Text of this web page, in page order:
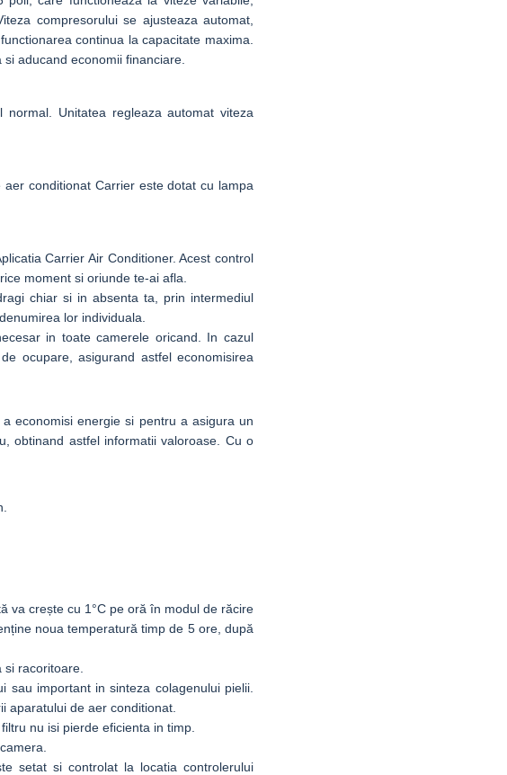
compresorului se ajusteaza automat,
continua la capacitate maxima.
aducand economii financiare.
Unitatea regleaza automat viteza
conditionat Carrier este dotat cu lampa
Carrier Air Conditioner. Acest control
moment si oriunde te-ai afla.
chiar si in absenta ta, prin intermediul
lor individuala.
in toate camerele oricand. In cazul
ocupare, asigurand astfel economisirea
economisi energie si pentru a asigura un
obtinand astfel informatii valoroase. Cu o
va crește cu 1°C pe oră în modul de răcire
noua temperatură timp de 5 ore, după
racoritoare.
important in sinteza colagenului pielii.
aparatului de aer conditionat.
nu isi pierde eficienta in timp.
setat si controlat la locatia controlerului